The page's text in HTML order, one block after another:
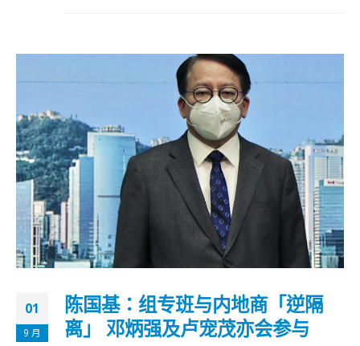
01
9 月
陈国基：组专班与内地商「逆隔
离」 邓炳强及卢宠茂亦会参与